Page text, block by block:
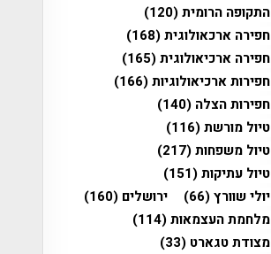
התקופה הרומית(120)
חפירה ארכאולוגית(168)
חפירה ארכיאולוגית(165)
חפירות ארכיאולוגיות(166)
חפירות הצלה (140)
טיול מורשת(116)
טיול משפחות(217)
טיול עתיקות(151)
יולי שוורץ(66) ירושלים (160)
מלחמת העצמאות(114)
מצודת טגארט (33)